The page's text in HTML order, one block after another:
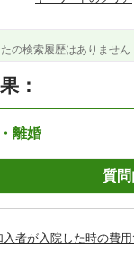
：
離婚
の検索履歴はありません
質問
者が入院した時の費